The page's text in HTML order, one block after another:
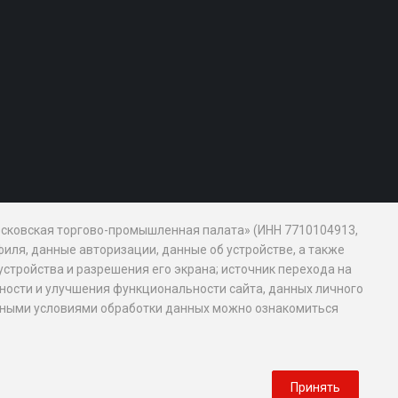
торгово-промышленная палата» (ИНН 7710104913,
данные авторизации, данные об устройстве, а также
и разрешения его экрана; источник перехода на
и улучшения функциональности сайта, данных личного
условиями обработки данных можно ознакомиться
Принять